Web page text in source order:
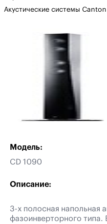
Акустические системы
Модель:
CD 1090
Описание:
3-х полосная напольная
фазоинверторного типа.